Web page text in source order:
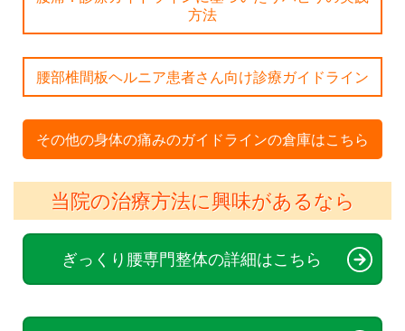
方法
腰部椎間板ヘルニア患者さん向け診療ガイドライン
その他の身体の痛みのガイドラインの倉庫はこちら
当院の治療方法に興味があるなら
ぎっくり腰専門整体の詳細はこちら